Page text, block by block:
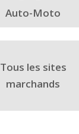
Auto-Moto
Tous les sites
marchands